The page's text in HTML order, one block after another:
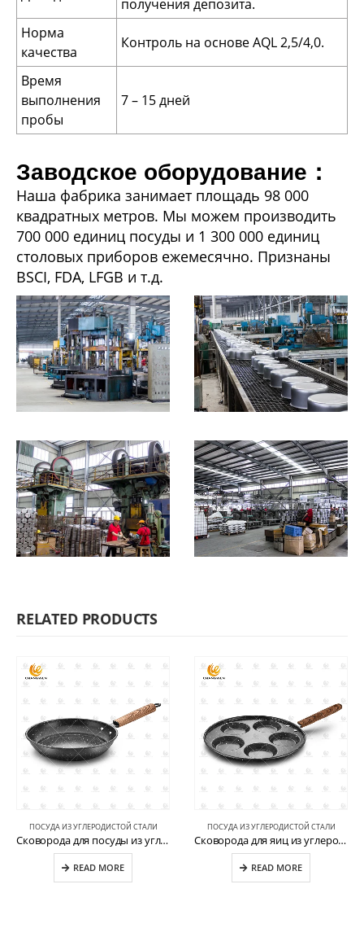
получения депозита.
Норма
качества
Контроль на основе AQL 2,5/4,0.
Время
выполнения
пробы
7 – 15 дней
Заводское оборудование：
Наша фабрика занимает площадь 98 000
квадратных метров. Мы можем производить
700 000 единиц посуды и 1 300 000 единиц
столовых приборов ежемесячно. Признаны
BSCI, FDA, LFGB и т.д.
RELATED PRODUCTS
ПОСУДА ИЗ УГЛЕРОДИСТОЙ СТАЛИ
Сковорода для посуды из углеродистой стали CW-CS026
READ MORE
ПОСУДА ИЗ УГЛЕРОДИСТОЙ СТАЛИ
Сковорода для яиц из углеродистой стали с 5 отверстиями CW-CS037
READ MORE